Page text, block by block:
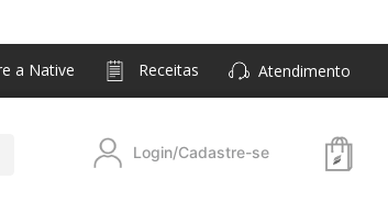
a Native Receitas Atendimento
Login/Cadastre-se